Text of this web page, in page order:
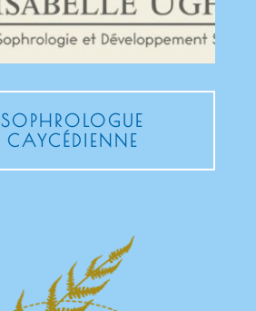
SOPHROLOGUE
CAYCÉDIENNE